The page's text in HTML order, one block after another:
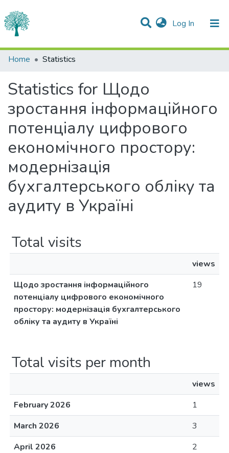
Log In (current)
Communities & Collections
Home Statistics
Statistics for Щодо
зростання інформаційного
потенціалу цифрового
економічного простору:
модернізація
бухгалтерського обліку та
аудиту в Україні
Total visits
views
Щодо зростання інформаційного
потенціалу цифрового економічного
простору: модернізація бухгалтерського
обліку та аудиту в Україні
19
Total visits per month
views
February 2026
1
March 2026
3
April 2026
2